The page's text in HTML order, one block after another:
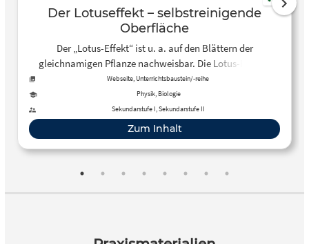
Der Lotuseffekt – selbstreinigende
Oberfläche
Der „Lotus-Effekt“ ist u. a. auf den Blättern der
gleichnamigen Pflanze nachweisbar. Die Lotus-Pflanze
wächst aus dem schlammigen Untergrund empor. Ihre
großen schildförmigen Laubblätter sind stets makellos
sauber. Das Wasser perlt von ihnen ab wie das…
Webseite, Unterrichtsbaustein/-reihe
Physik, Biologie
Sekundarstufe I, Sekundarstufe II
Zum Inhalt